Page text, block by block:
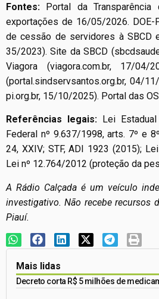
Fontes: Portal da
exportações de 16/05/2026.
de cessão de servidores à SBCD
35/2023). Site da SBCD
Viagora (viagora.com.br, 17/04/
(portal.sindservsantos.org.br, 04/
pi.org.br, 15/10/2025). Portal das
Referências legais: Lei
Federal nº 9.637/1998, arts. 7º e
24, XXIV; STF, ADI 1923 (2015);
Lei nº 12.764/2012 (proteção da
A Rádio Calçada é um veículo
investigativo. Não recebe recursos
Piauí.
Mais lidas
Decreto corta R$ 5 milhões de